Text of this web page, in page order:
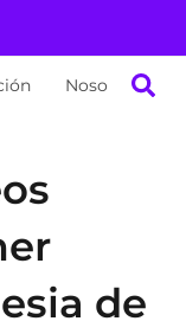
Nosotros
de